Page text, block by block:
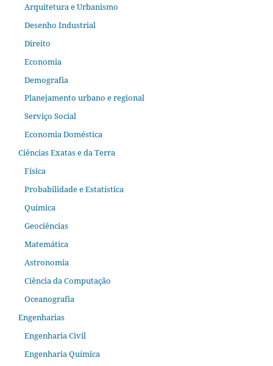
Arquitetura e Urbanismo
Desenho Industrial
Direito
Economia
Demografia
Planejamento urbano e regional
Serviço Social
Economia Doméstica
Ciências Exatas e da Terra
Física
Probabilidade e Estatística
Química
Geociências
Matemática
Astronomia
Ciência da Computação
Oceanografia
Engenharias
Engenharia Civil
Engenharia Química